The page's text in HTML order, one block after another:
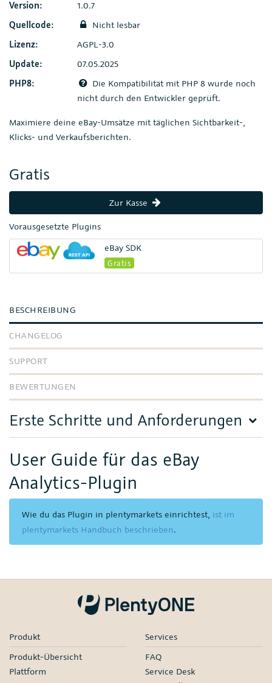
Version:
1.0.7
Quellcode:
Nicht lesbar
Lizenz:
AGPL-3.0
Update:
07.05.2025
PHP8:
Die Kompatibilität mit PHP 8 wurde noch
nicht durch den Entwickler geprüft.
Maximiere deine eBay-Umsätze mit täglichen Sichtbarkeit-,
Klicks- und Verkaufsberichten.
Gratis
Zur Kasse
Vorausgesetzte Plugins
eBay SDK
Gratis
BESCHREIBUNG
CHANGELOG
SUPPORT
BEWERTUNGEN
Erste Schritte und Anforderungen
User Guide für das eBay
Analytics-Plugin
Wie du das Plugin in plentymarkets einrichtest, ist im
plentymarkets Handbuch beschrieben.
Produkt
Produkt-Übersicht
Plattform
Services
FAQ
Service Desk